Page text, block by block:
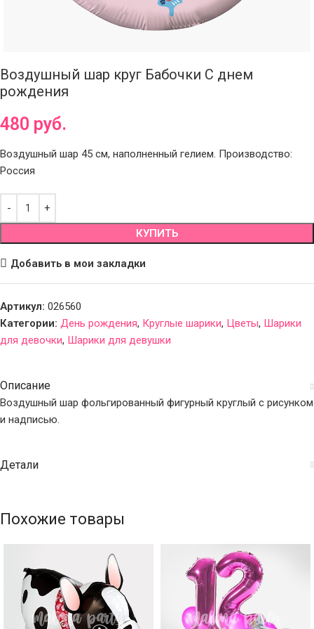
Воздушный шар круг Бабочки С днем
рождения
480 руб.
Воздушный шар 45 см, наполненный гелием. Производство:
Россия
КУПИТЬ
Добавить в мои закладки
Артикул: 026560
Категории: День рождения, Круглые шарики, Цветы, Шарики
для девочки, Шарики для девушки
Описание
Воздушный шар фольгированный фигурный круглый с рисунком
и надписью.
Детали
Похожие товары